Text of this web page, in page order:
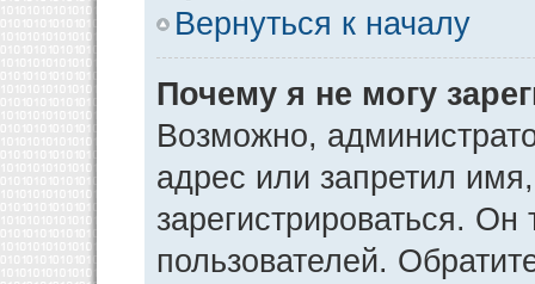
Вернуться к началу
Почему я не могу
Возможно,
адрес или запретил
зарегистрироваться.
пользователей.